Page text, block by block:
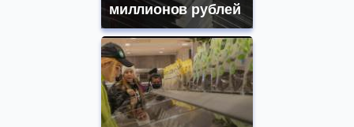
миллионов рублей